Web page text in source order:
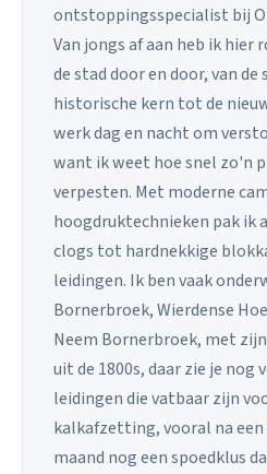
ontstoppingsspecialist bij
Van jongs af aan heb ik hier
de stad door en door, van
historische kern tot de
werk dag en nacht om
want ik weet hoe snel zo'n
verpesten. Met moderne
hoogdruktechnieken pak ik
clogs tot hardnekkige
leidingen. Ik ben vaak
Bornerbroek, Wierdense
Neem Bornerbroek, met
uit de 1800s, daar zie je nog
leidingen die vatbaar zijn
kalkafzetting, vooral na
maand nog een spoedklus